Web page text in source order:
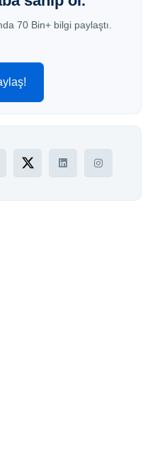
70 Bin+ bilgi paylaştı.